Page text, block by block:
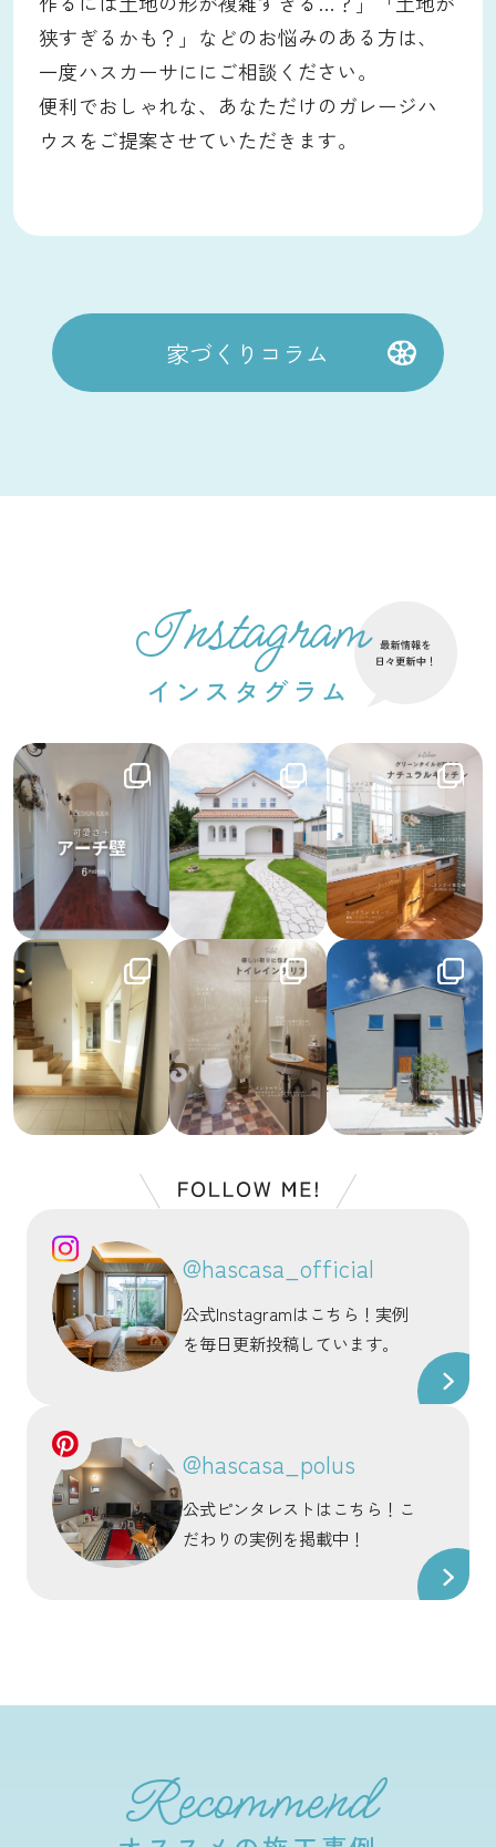
狭すぎるかも？」などのお悩みのある方は、
一度ハスカーサににご相談ください。
便利でおしゃれな、あなただけのガレージハ
ウスをご提案させていただきます。
家づくりコラム
Instagram
インスタグラム
@hascasa_official
公式Instagramはこちら！実例
を毎日更新投稿しています。
@hascasa_polus
公式ピンタレストはこちら！こ
だわりの実例を掲載中！
Recommend